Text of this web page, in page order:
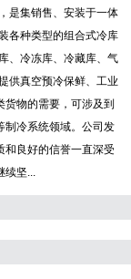
是集销售、安装于一体
各种类型的组合式冷库
、冷冻库、冷藏库、气
供真空预冷保鲜、工业
物的需要，可涉及到
制冷系统领域。公司发
和良好的信誉一直深受
续坚...